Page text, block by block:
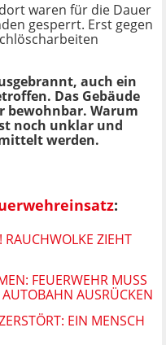
waren für die Dauer
gesperrt. Erst gegen
auch ein
Das Gebäude
bewohnbar. Warum
noch unklar und
werden.
:
ZIEHT Ü
FEUERWEHR MUSS
AUSRÜCKEN
EIN MENSCH